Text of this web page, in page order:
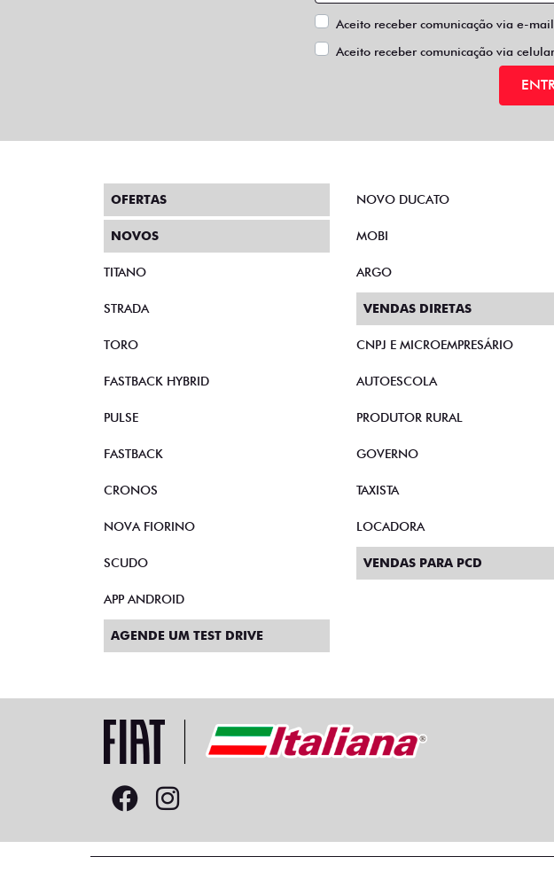
Aceito receber comunicação via e-mail
Aceito receber comunicação via celular
OFERTAS
NOVOS
TITANO
STRADA
TORO
FASTBACK HYBRID
PULSE
FASTBACK
CRONOS
NOVA FIORINO
SCUDO
NOVO DUCATO
MOBI
ARGO
VENDAS DIRETAS
CNPJ E MICROEMPRESÁRIO
AUTOESCOLA
PRODUTOR RURAL
GOVERNO
TAXISTA
LOCADORA
VENDAS PARA PCD
APP ANDROID
AGENDE UM TEST DRIVE